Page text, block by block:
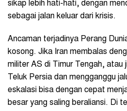
sikap lebih hati-hati, dengan
sebagai jalan keluar dari krisis.
Ancaman terjadinya Perang
kosong. Jika Iran membalas
militer AS di Timur Tengah, atau
Teluk Persia dan mengganggu
eskalasi bisa dengan cepat
besar yang saling beraliansi. Di